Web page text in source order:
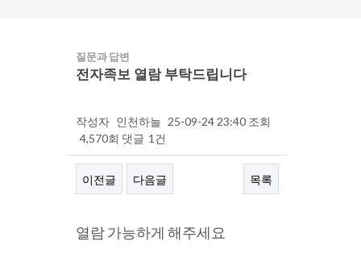
질문과 답변
전자족보 열람 부탁드립니다
작성자 인천하늘 25-09-24 23:40 조회
4,570회 댓글 1건
이전글 다음글 목록
본문
열람 가능하게 해주세요